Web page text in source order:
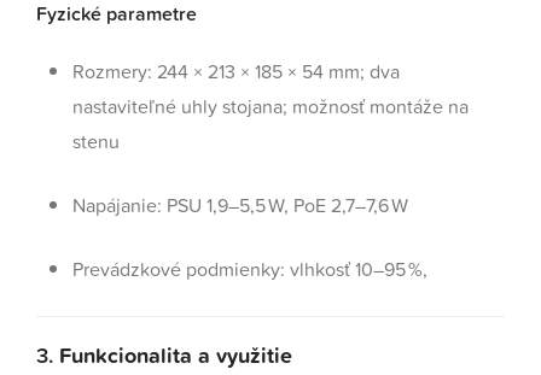
Fyzické parametre
Rozmery: 244 × 213 × 185 × 54 mm; dva
nastaviteľné uhly stojana; možnosť montáže na
stenu
Napájanie: PSU 1,9–5,5 W, PoE 2,7–7,6 W
Prevádzkové podmienky: vlhkosť 10–95 %,
3. Funkcionalita a využitie